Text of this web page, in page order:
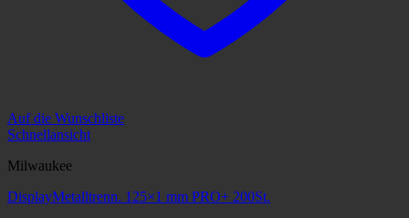
Auf die Wunschliste
Schnellansicht
Milwaukee
DisplayMetalltrenn. 125×1 mm PRO+ 200St.